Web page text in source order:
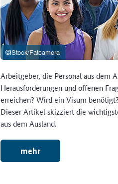
Arbeitgeber, die Personal aus dem
Herausforderungen und offenen
erreichen? Wird ein Visum
Dieser Artikel skizziert die
aus dem Ausland.
mehr